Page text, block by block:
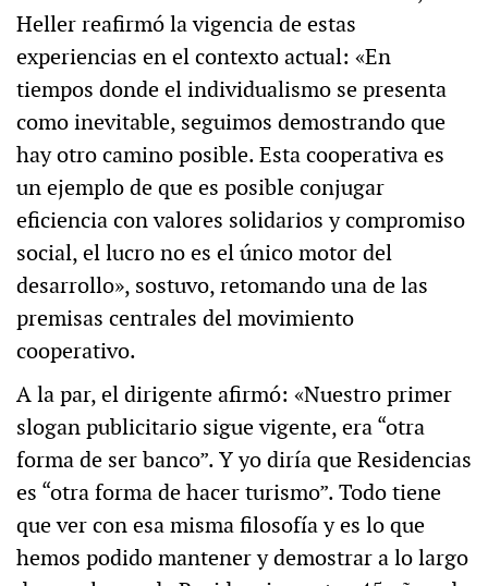
Heller reafirmó la vigencia de estas
experiencias en el contexto actual: «En
tiempos donde el individualismo se presenta
como inevitable, seguimos demostrando que
hay otro camino posible. Esta cooperativa es
un ejemplo de que es posible conjugar
eficiencia con valores solidarios y compromiso
social, el lucro no es el único motor del
desarrollo», sostuvo, retomando una de las
premisas centrales del movimiento
cooperativo.
A la par, el dirigente afirmó: «Nuestro primer
slogan publicitario sigue vigente, era “otra
forma de ser banco”. Y yo diría que Residencias
es “otra forma de hacer turismo”. Todo tiene
que ver con esa misma filosofía y es lo que
hemos podido mantener y demostrar a lo largo